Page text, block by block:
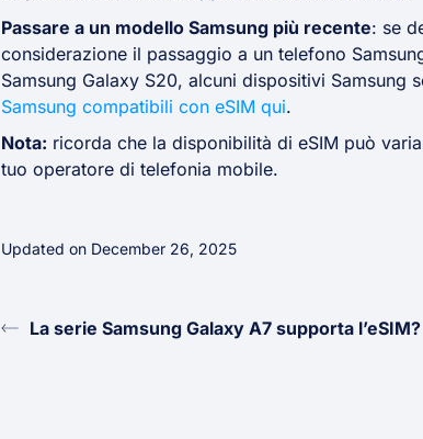
Passare a un modello Samsung più recente: se
considerazione il passaggio a un telefono
Samsung Galaxy S20, alcuni dispositivi
Samsung compatibili con eSIM qui.
Nota: ricorda che la disponibilità di eSIM può
tuo operatore di telefonia mobile.
Updated on December 26, 2025
La serie Samsung Galaxy A7 supporta l’eSIM?